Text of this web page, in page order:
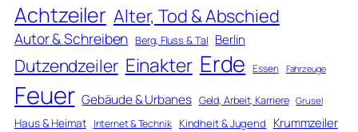
Achtzeiler Alter, Tod & Abschied
Autor & Schreiben Berg, Fluss & Tal Berlin
Dutzendzeiler Einakter Erde Essen Fahrzeuge
Feuer Gebäude & Urbanes Geld, Arbeit, Karriere Grusel
Haus & Heimat Internet & Technik Kindheit & Jugend Krummzeiler